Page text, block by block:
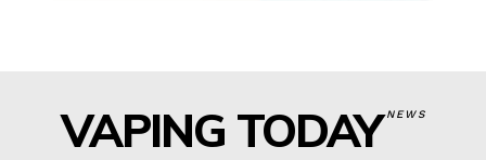
VAPING TODAYNEWS